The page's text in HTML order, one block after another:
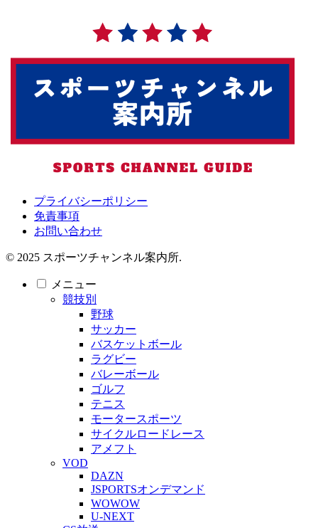
プライバシーポリシー
免責事項
お問い合わせ
© 2025 スポーツチャンネル案内所.
メニュー
競技別
野球
サッカー
バスケットボール
ラグビー
バレーボール
ゴルフ
テニス
モータースポーツ
サイクルロードレース
アメフト
VOD
DAZN
JSPORTSオンデマンド
WOWOW
U-NEXT